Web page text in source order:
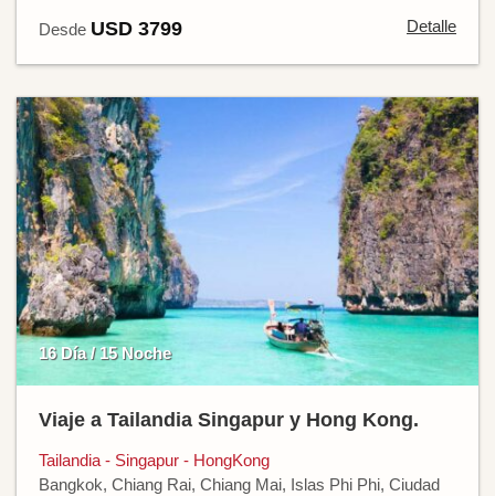
Desde USD 3799 Detalle
16 Día / 15 Noche
Viaje a Tailandia Singapur y Hong Kong.
Tailandia - Singapur - HongKong
Bangkok, Chiang Rai, Chiang Mai, Islas Phi Phi, Ciudad